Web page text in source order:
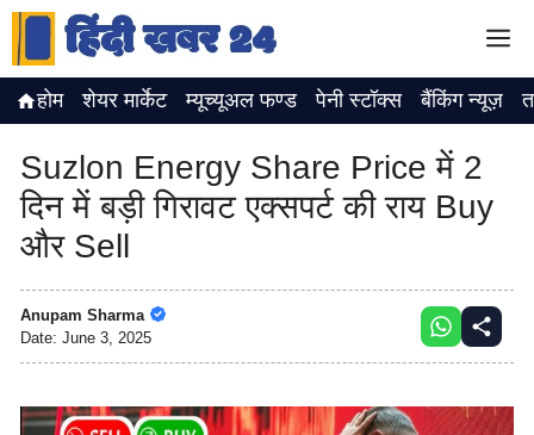
Skip
content
होम शेयर मार्केट म्यूच्यूअल फण्ड पेनी स्टॉक्स बैंकिंग न्यूज़
Suzlon Energy Share Price में 2
दिन में बड़ी गिरावट एक्सपर्ट की राय Buy
और Sell
Anupam Sharma
Date: June 3, 2025